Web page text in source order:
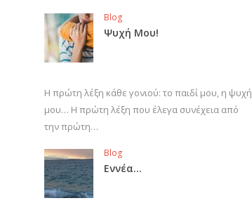
Blog
Ψυχή Μου!
Η πρώτη λέξη κάθε γονιού: το παιδί μου, η ψυχή
μου… Η πρώτη λέξη που έλεγα συνέχεια από
την πρώτη…
Blog
Εννέα…